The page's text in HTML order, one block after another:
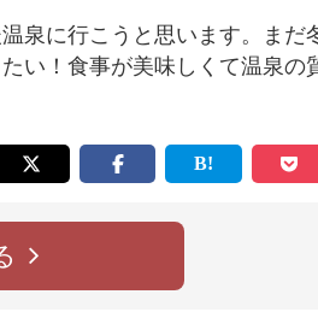
泉に行こうと思います。まだ
い！食事が美味しくて温泉の